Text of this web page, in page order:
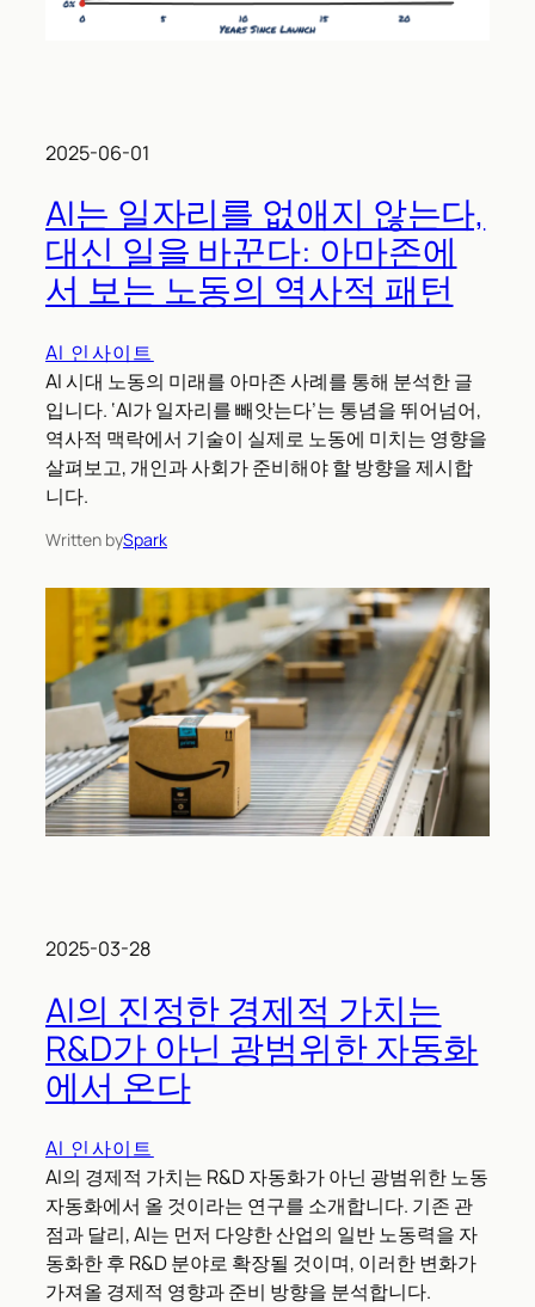
2025-06-01
AI는 일자리를 없애지 않는다,
대신 일을 바꾼다: 아마존에
서 보는 노동의 역사적 패턴
AI 인사이트
AI 시대 노동의 미래를 아마존 사례를 통해 분석한 글
입니다. ‘AI가 일자리를 빼앗는다’는 통념을 뛰어넘어,
역사적 맥락에서 기술이 실제로 노동에 미치는 영향을
살펴보고, 개인과 사회가 준비해야 할 방향을 제시합
니다.
Written bySpark
2025-03-28
AI의 진정한 경제적 가치는
R&D가 아닌 광범위한 자동화
에서 온다
AI 인사이트
AI의 경제적 가치는 R&D 자동화가 아닌 광범위한 노동
자동화에서 올 것이라는 연구를 소개합니다. 기존 관
점과 달리, AI는 먼저 다양한 산업의 일반 노동력을 자
동화한 후 R&D 분야로 확장될 것이며, 이러한 변화가
가져올 경제적 영향과 준비 방향을 분석합니다.